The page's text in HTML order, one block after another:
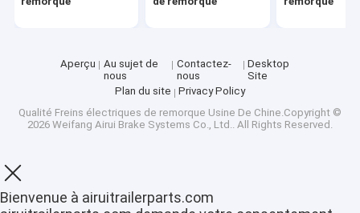
Aperçu
Au sujet de
nous
Contactez-
nous
Desktop
Site
Plan du site
Privacy Policy
Qualité Freins électriques de remorque Usine De Chine.Copyright ©
2026 Weifang Airui Brake Systems Co., Ltd.. All Rights Reserved.
Bienvenue à airuitrailerparts.com